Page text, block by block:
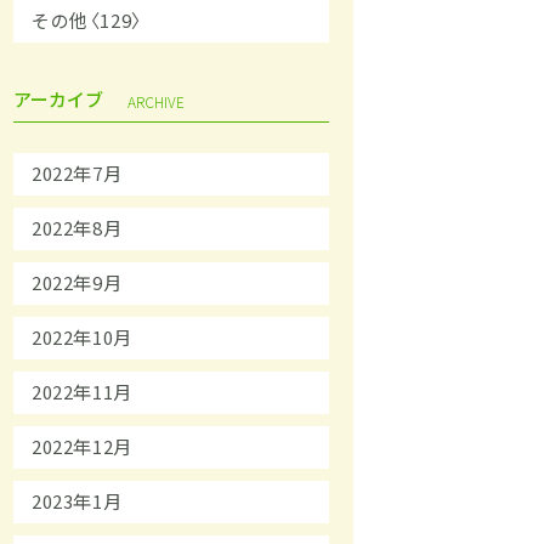
その他〈129〉
アーカイブ ARCHIVE
2022年7月
2022年8月
2022年9月
2022年10月
2022年11月
2022年12月
2023年1月